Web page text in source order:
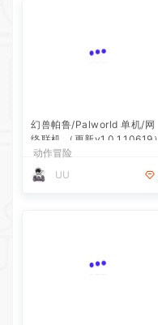
幻兽帕鲁/Palworld 单机/网
络联机 （更新v1.0.1.10619）
动作冒险
UU